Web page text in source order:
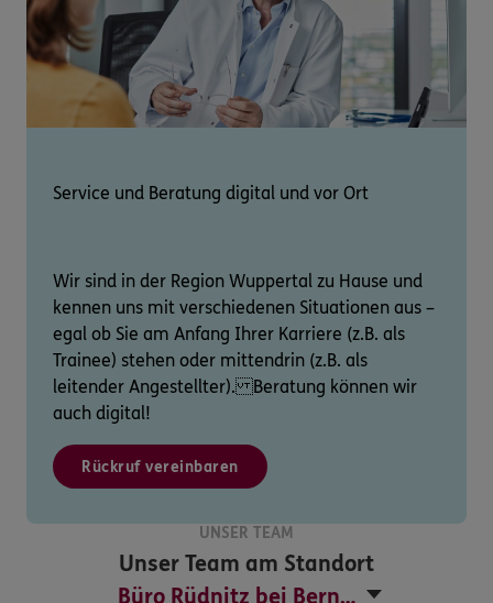
Service und Beratung digital und vor Ort
Wir sind in der Region Wuppertal zu Hause und
kennen uns mit verschiedenen Situationen aus –
egal ob Sie am Anfang Ihrer Karriere (z.B. als
Trainee) stehen oder mittendrin (z.B. als
leitender Angestellter). Beratung können wir
auch digital!
Rückruf vereinbaren
UNSER TEAM
Unser Team am Standort